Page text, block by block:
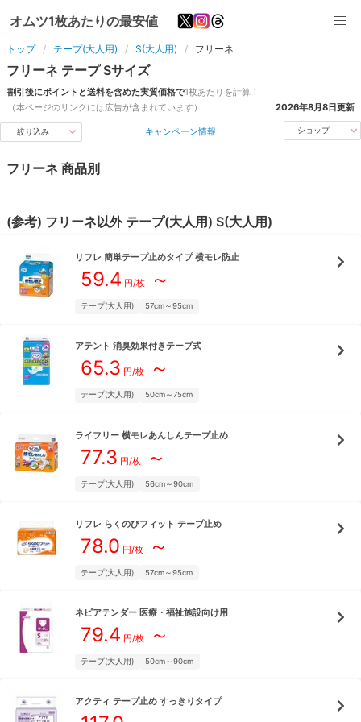
オムツ1枚あたりの最安値
トップ テープ(大人用) S(大人用) フリーネ
フリーネ テープ Sサイズ
割引後にポイントと送料を含めた実質価格で1枚あたりを計算！
（本ページのリンクには広告が含まれています）
2026年8月8日更新
絞り込み キャンペーン情報 ショップ
フリーネ 商品別
(参考) フリーネ以外 テープ(大人用) S(大人用)
リフレ 簡単テープ止めタイプ 横モレ防止
59.4 円/枚～
テープ(大人用) 57cm～95cm
アテント 消臭効果付きテープ式
65.3 円/枚～
テープ(大人用) 50cm～75cm
ライフリー 横モレあんしんテープ止め
77.3 円/枚～
テープ(大人用) 56cm～90cm
リフレ らくのびフィット テープ止め
78.0 円/枚～
テープ(大人用) 57cm～95cm
ネピアテンダー 医療・福祉施設向け用
79.4 円/枚～
テープ(大人用) 50cm～90cm
アクティ テープ止め すっきりタイプ